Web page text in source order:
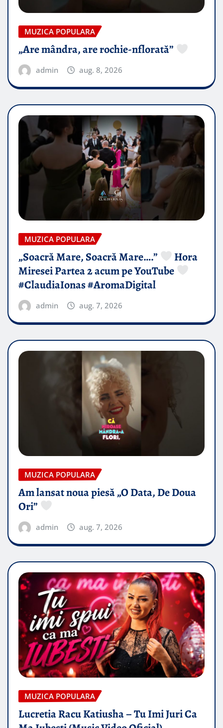
MUZICA POPULARA
„Are mândra, are rochie-nflorată”
admin aug. 8, 2026
MUZICA POPULARA
„Soacră Mare, Soacră Mare….”
Hora
Miresei Partea 2 acum pe YouTube
#ClaudiaIonas #AromaDigital
admin aug. 7, 2026
MUZICA POPULARA
Am lansat noua piesă „O Data, De Doua
Ori”
admin aug. 7, 2026
MUZICA POPULARA
Lucretia Racu Katiusha – Tu Imi Juri Ca